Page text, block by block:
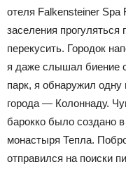
отеля Falkensteiner
заселения прогуляться
перекусить. Городок
я даже слышал биение
парк, я обнаружил одну
города — Колоннаду.
барокко было создано
монастыря Тепла.
отправился на поиски